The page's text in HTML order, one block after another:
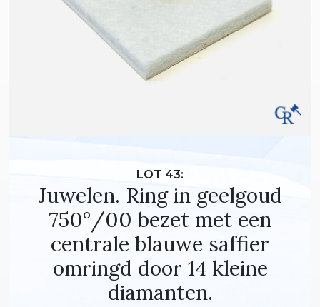
LOT 43:
Juwelen. Ring in geelgoud
750°/00 bezet met een
centrale blauwe saffier
omringd door 14 kleine
diamanten.